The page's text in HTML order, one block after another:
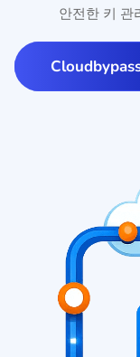
안전한 키 관